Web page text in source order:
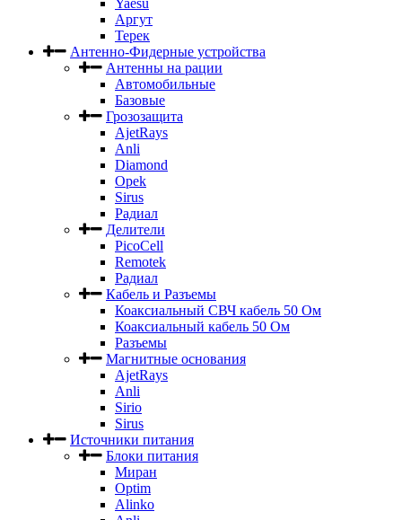
Yaesu
Аргут
Терек
Антенно-Фидерные устройства
Антенны на рации
Автомобильные
Базовые
Грозозащита
AjetRays
Anli
Diamond
Opek
Sirus
Радиал
Делители
PicoCell
Remotek
Радиал
Кабель и Разъемы
Коаксиальный СВЧ кабель 50 Ом
Коаксиальный кабель 50 Ом
Разъемы
Магнитные основания
AjetRays
Anli
Sirio
Sirus
Источники питания
Блоки питания
Миран
Optim
Alinko